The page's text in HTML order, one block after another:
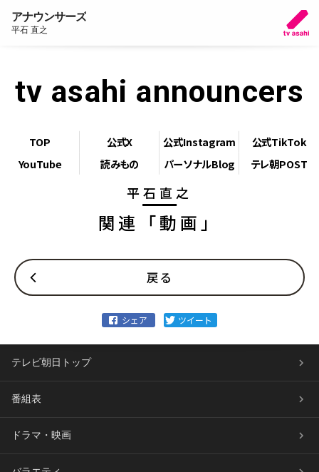
アナウンサーズ
平石 直之
tv asahi announcers
TOP 公式X 公式Instagram
公式TikTok
YouTube
読みもの パーソナルBlog テレ朝POST
平石直之
関連「動画」
戻る
テレビ朝日トップ
番組表
ドラマ・映画